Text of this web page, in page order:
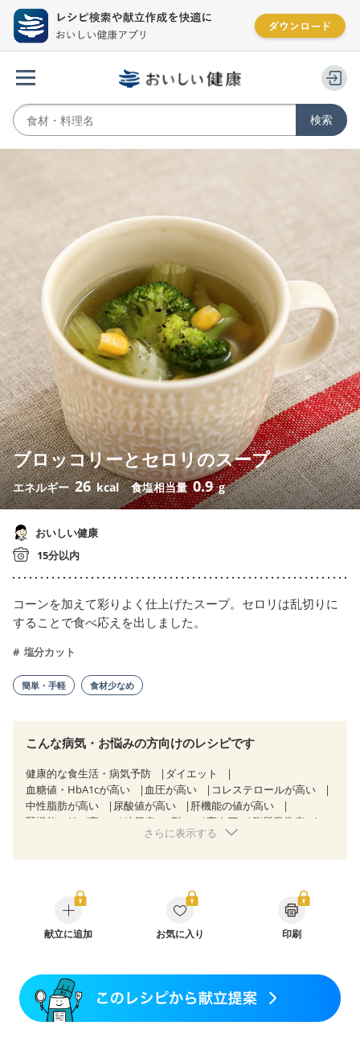
ブロッコリーとセロリのスープ
エネルギー26 kcal 食塩相当量0.9 g
おいしい健康
15分以内
コーンを加えて彩りよく仕上げたスープ。セロリは乱切りに
することで食べ応えを出しました。
塩分カット
簡単・手軽 食材少なめ
こんな病気・お悩みの方向けのレシピです
健康的な食生活・病気予防
ダイエット
血糖値・HbA1cが高い
血圧が高い
コレステロールが高い
中性脂肪が高い
尿酸値が高い
肝機能の値が高い
腎機能の値が高い
糖尿病（2型） 高血圧
脂質異常症
狭心症 心筋梗塞
糖尿病性腎症（第２期）
CKD（ステージ１）
CKD（ステージ２）
CKD（ステージ３a）
乳がん（抗がん剤治療中）
乳がん（ホルモン療法中）
味の感じ方が変わった
関節リウマチ
フレイル（年齢に合わせた体作り）
貧血対策
さらに表示する
献立に追加 お気に入り 印刷